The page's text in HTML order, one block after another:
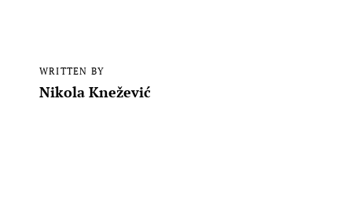
WRITTEN BY
Nikola Knežević